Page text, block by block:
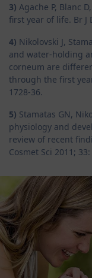
3) Agache P, Blanc
first year of life. Br J
4) Nikolovski J,
and water-holding
corneum are
through the first
1728-36.
5) Stamatas GN,
physiology and
review of recent
Cosmet Sci 2011;